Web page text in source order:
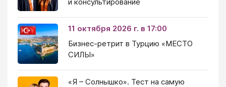
11 октября 2026 г. в 17:00
Бизнес-ретрит в Турцию «МЕСТО
СИЛЫ»
«Я – Солнышко». Тест на самую